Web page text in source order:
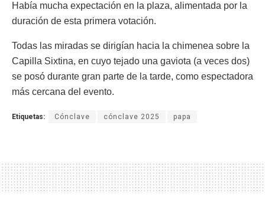
Había mucha expectación en la plaza, alimentada por la
duración de esta primera votación.
Todas las miradas se dirigían hacia la chimenea sobre la
Capilla Sixtina, en cuyo tejado una gaviota (a veces dos)
se posó durante gran parte de la tarde, como espectadora
más cercana del evento.
Etiquetas: Cónclave cónclave 2025 papa